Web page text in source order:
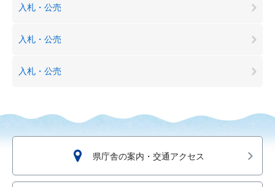
入札・公売
入札・公売
入札・公売
県庁舎の案内・交通アクセス